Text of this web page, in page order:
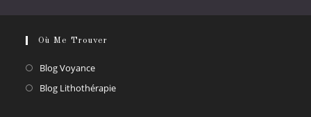
Où Me Trouver
Blog VoyanceS’ouvre
dans
Blog LithothérapieS’ouvre